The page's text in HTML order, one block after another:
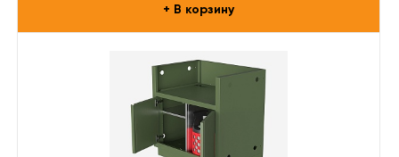
+ В корзину